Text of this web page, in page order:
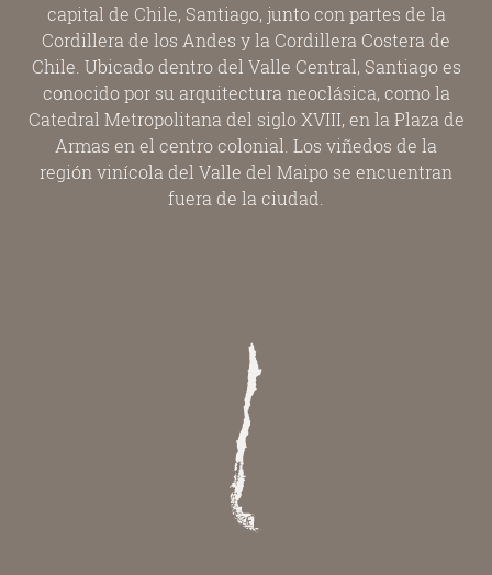
capital de Chile, Santiago, junto con partes de la
Cordillera de los Andes y la Cordillera Costera de
Chile. Ubicado dentro del Valle Central, Santiago es
conocido por su arquitectura neoclásica, como la
Catedral Metropolitana del siglo XVIII, en la Plaza de
Armas en el centro colonial. Los viñedos de la
región vinícola del Valle del Maipo se encuentran
fuera de la ciudad.